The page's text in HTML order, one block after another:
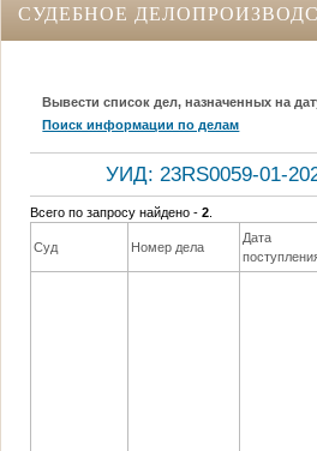
СУДЕБНОЕ
Вывести список дел, назначенных на
Поиск информации по делам
УИД: 23RS0059-01-
Всего по запросу найдено -2
Суд Номер дела
Дата